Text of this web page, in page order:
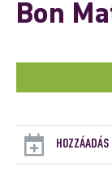
Bon